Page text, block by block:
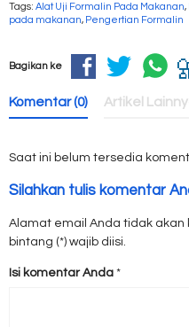
Tags: Alat Uji Formalin Pada Makanan,
pada makanan, Pengertian Formalin
Bagikan ke
Komentar (0) Artikel
Saat ini belum tersedia
Silahkan tulis komentar
Alamat email Anda tidak akan
bintang (*) wajib diisi.
Isi komentar Anda *